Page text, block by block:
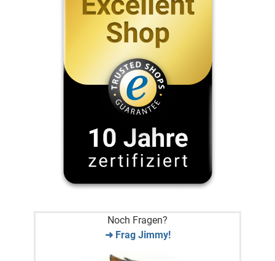
Noch Fragen?
➜ Frag Jimmy!